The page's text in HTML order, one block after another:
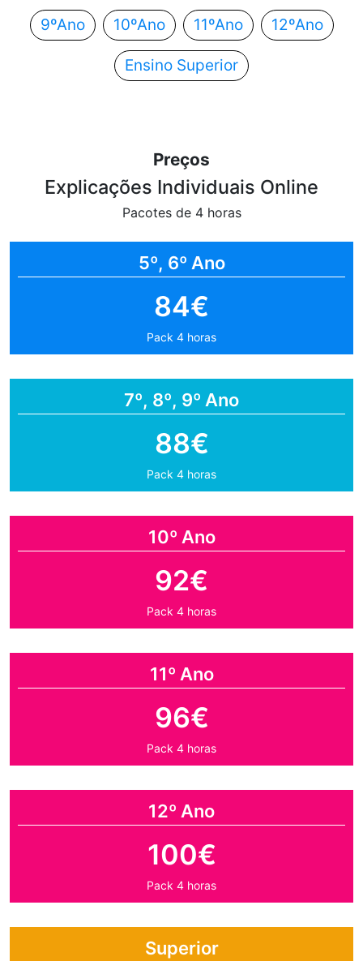
9ºAno 10ºAno 11ºAno 12ºAno
Ensino Superior
Preços
Explicações Individuais Online
Pacotes de 4 horas
5º, 6º Ano
84€
Pack 4 horas
7º, 8º, 9º Ano
88€
Pack 4 horas
10º Ano
92€
Pack 4 horas
11º Ano
96€
Pack 4 horas
12º Ano
100€
Pack 4 horas
Superior